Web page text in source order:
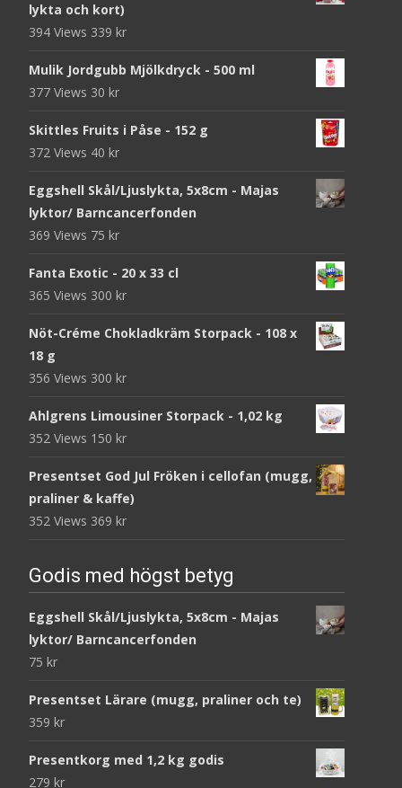
lykta och kort)
394 Views 339 kr
Mulik Jordgubb Mjölkdryck - 500 ml
377 Views 30 kr
Skittles Fruits i Påse - 152 g
372 Views 40 kr
Eggshell Skål/Ljuslykta, 5x8cm - Majas
lyktor/ Barncancerfonden
369 Views 75 kr
Fanta Exotic - 20 x 33 cl
365 Views 300 kr
Nöt-Créme Chokladkräm Storpack - 108 x
18 g
356 Views 300 kr
Ahlgrens Limousiner Storpack - 1,02 kg
352 Views 150 kr
Presentset God Jul Fröken i cellofan (mugg,
praliner & kaffe)
352 Views 369 kr
Godis med högst betyg
Eggshell Skål/Ljuslykta, 5x8cm - Majas
lyktor/ Barncancerfonden
75 kr
Presentset Lärare (mugg, praliner och te)
359 kr
Presentkorg med 1,2 kg godis
279 kr